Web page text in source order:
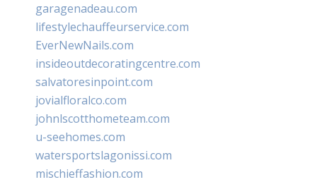
garagenadeau.com
lifestylechauffeurservice.com
EverNewNails.com
insideoutdecoratingcentre.com
salvatoresinpoint.com
jovialfloralco.com
johnlscotthometeam.com
u-seehomes.com
watersportslagonissi.com
mischieffashion.com